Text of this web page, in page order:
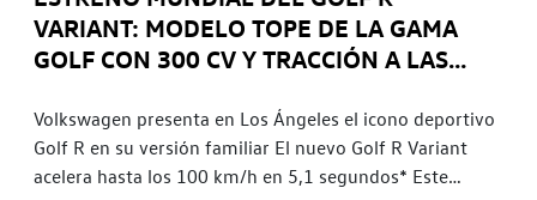
VARIANT: MODELO TOPE DE LA GAMA
GOLF CON 300 CV Y TRACCIÓN A LAS
Volkswagen presenta en Los Ángeles el icono deportivo
Golf R en su versión familiar El nuevo Golf R Variant
acelera hasta los 100 km/h en 5,1 segundos* Este